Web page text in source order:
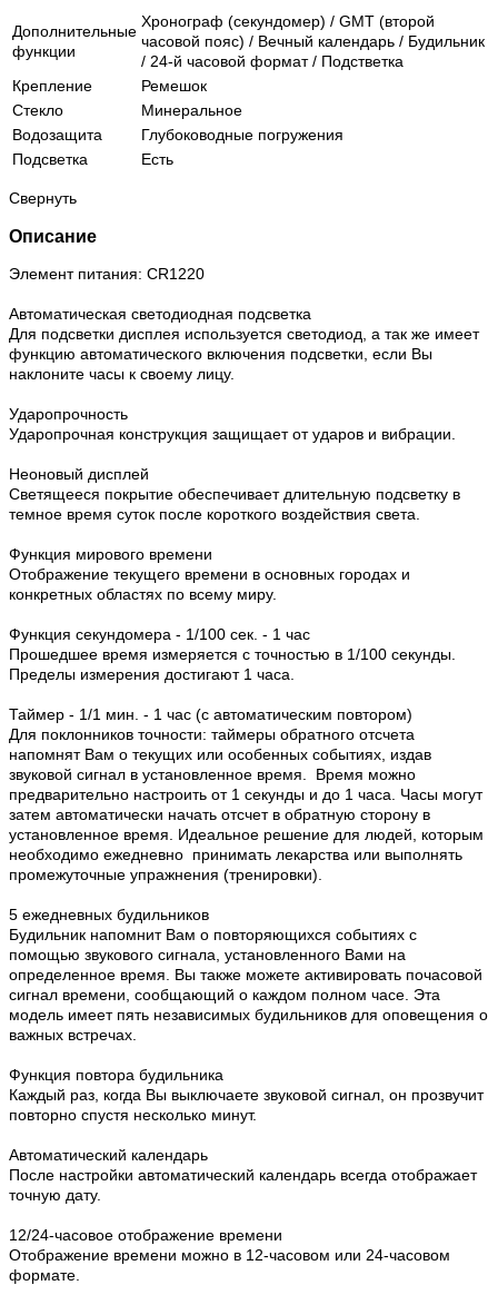
Дополнительные
функции
Хронограф (секундомер) / GMT (второй
часовой пояс) / Вечный календарь / Будильник
/ 24-й часовой формат / Подстветка
Крепление
Ремешок
Стекло
Минеральное
Водозащита
Глубоководные погружения
Подсветка
Есть
Свернуть
Описание
Элемент питания: CR1220
Автоматическая светодиодная подсветка
Для подсветки дисплея используется светодиод, а так же имеет
функцию автоматического включения подсветки, если Вы
наклоните часы к своему лицу.
Ударопрочность
Ударопрочная конструкция защищает от ударов и вибрации.
Неоновый дисплей
Светящееся покрытие обеспечивает длительную подсветку в
темное время суток после короткого воздействия света.
Функция мирового времени
Отображение текущего времени в основных городах и
конкретных областях по всему миру.
Функция секундомера - 1/100 сек. - 1 час
Прошедшее время измеряется с точностью в 1/100 секунды.
Пределы измерения достигают 1 часа.
Таймер - 1/1 мин. - 1 час (с автоматическим повтором)
Для поклонников точности: таймеры обратного отсчета
напомнят Вам о текущих или особенных событиях, издав
звуковой сигнал в установленное время. Время можно
предварительно настроить от 1 секунды и до 1 часа. Часы могут
затем автоматически начать отсчет в обратную сторону в
установленное время. Идеальное решение для людей, которым
необходимо ежедневно принимать лекарства или выполнять
промежуточные упражнения (тренировки).
5 ежедневных будильников
Будильник напомнит Вам о повторяющихся событиях с
помощью звукового сигнала, установленного Вами на
определенное время. Вы также можете активировать почасовой
сигнал времени, сообщающий о каждом полном часе. Эта
модель имеет пять независимых будильников для оповещения о
важных встречах.
Функция повтора будильника
Каждый раз, когда Вы выключаете звуковой сигнал, он прозвучит
повторно спустя несколько минут.
Автоматический календарь
После настройки автоматический календарь всегда отображает
точную дату.
12/24-часовое отображение времени
Отображение времени можно в 12-часовом или 24-часовом
формате.